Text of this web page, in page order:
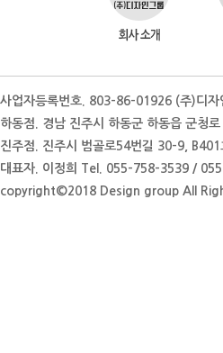
사업자등록번호. 803-86-01926 (주)디자
하동점. 경남 진주시 하동군 하동읍 군청
진주점. 진주시 범골로54번길 30-9, B401
대표자. 이정희 Tel. 055-758-3539 /
copyright©2018 Design group All